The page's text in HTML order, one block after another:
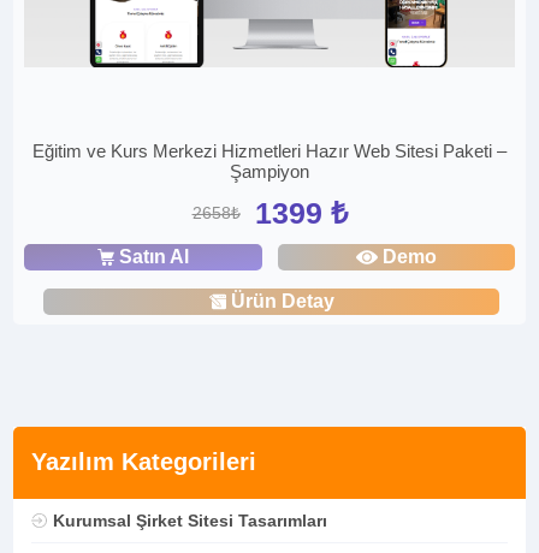
Yazılım Kategorileri
Kurumsal Şirket Sitesi Tasarımları
Eğitim ve Kurs Merkezi Hizmetleri Hazır Web Sitesi Paketi –
Şampiyon
2658₺ 1399 ₺
Satın Al Demo
Ürün Detay